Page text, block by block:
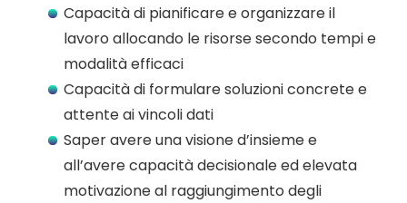
Capacità di pianificare e organizzare il
lavoro allocando le risorse secondo tempi e
modalità efficaci
Capacità di formulare soluzioni concrete e
attente ai vincoli dati
Saper avere una visione d’insieme e
all’avere capacità decisionale ed elevata
motivazione al raggiungimento degli